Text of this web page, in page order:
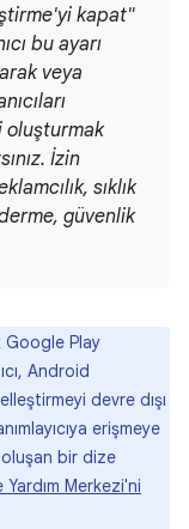
kapat"
bu ayarı
veya
oluşturmak
İzin
sıklık
güvenlik
Google Play
Android
devre dışı
erişmeye
oluşan bir dize
Merkezi'ni